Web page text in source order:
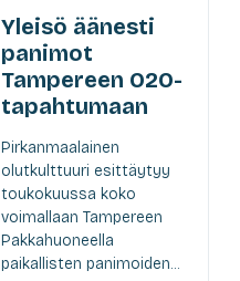
Yleisö äänesti
panimot
Tampereen O2O-
tapahtumaan
Pirkanmaalainen
olutkulttuuri esittäytyy
toukokuussa koko
voimallaan Tampereen
Pakkahuoneella
paikallisten panimoiden...